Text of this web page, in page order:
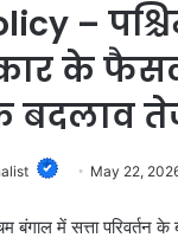
–
के
बदलाव
May 22,
बंगाल में सत्ता परिवर्तन